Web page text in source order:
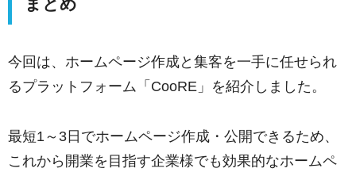
今回は、ホームページ作成と集客を一手に任せられ
るプラットフォーム「CooRE」を紹介しました。
最短1～3日でホームページ作成・公開できるため、
これから開業を目指す企業様でも効果的なホームペ